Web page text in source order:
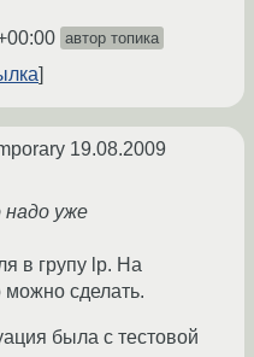
автор топика
19.08.2009
надо уже
в групу lp. На
сделать.
была с тестовой